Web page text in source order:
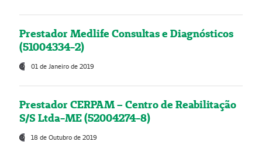
Prestador Medlife Consultas e Diagnósticos
(51004334-2)
01 de Janeiro de 2019
Prestador CERPAM – Centro de Reabilitação
S/S Ltda-ME (52004274-8)
18 de Outubro de 2019